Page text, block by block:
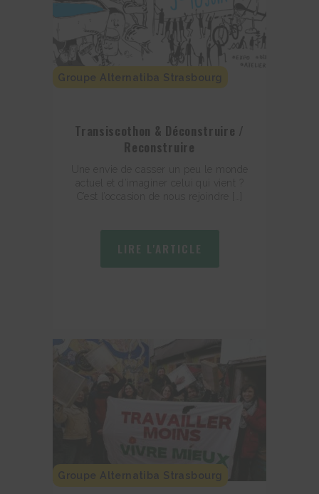
Groupe Alternatiba Strasbourg
Transiscothon & Déconstruire /
Reconstruire
Une envie de casser un peu le monde
actuel et d’imaginer celui qui vient ?
LIRE L'ARTICLE
Groupe Alternatiba Strasbourg